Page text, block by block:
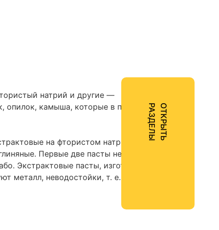
натрий и другие —
опилок, камыша, которые в период
на фтористом натрии и другие—
Первые две пасты не
Экстрактовые пасты, изготовляемые на
металл, неводостойки, т. е. легко
О
Т
К
Р
Ы
Т
Ь
Р
А
З
Д
Е
Л
Ы